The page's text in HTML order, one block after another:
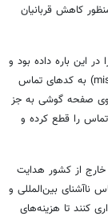
کاهش قربانیان
این باره داده بود و
اعلام کرد درصورت مشاهده تماس ازدست‌رفته (missed call) به کدهای تماس
صفحه گوشی به جز
تماس را قطع کرده و
خارج از کشور هدایت
ناآشنای بین‌المللی و
کنند تا هزینه‌های